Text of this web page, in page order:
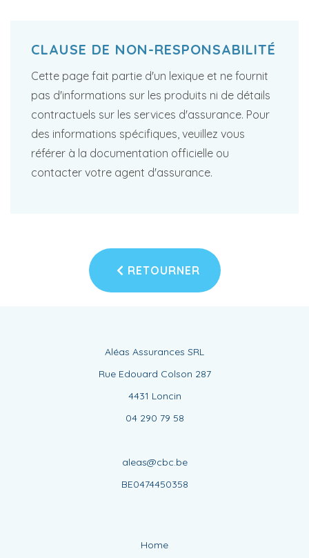
CLAUSE DE NON-RESPONSABILITÉ
Cette page fait partie d'un lexique et ne fournit
pas d'informations sur les produits ni de détails
contractuels sur les services d'assurance. Pour
des informations spécifiques, veuillez vous
référer à la documentation officielle ou
contacter votre agent d'assurance.
RETOURNER
Aléas Assurances SRL
Rue Edouard Colson 287
4431 Loncin
04 290 79 58
aleas@cbc.be
BE0474450358
Home